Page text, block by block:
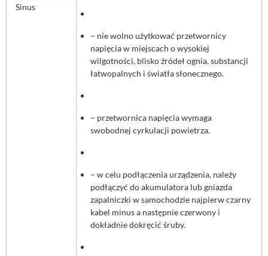
Sinus
– nie wolno użytkować przetwornicy
napięcia w miejscach o wysokiej
wilgotności, blisko źródeł ognia, substancji
łatwopalnych i światła słonecznego.
– przetwornica napięcia wymaga
swobodnej cyrkulacji powietrza.
– w celu podłączenia urządzenia, należy
podłączyć do akumulatora lub gniazda
zapalniczki w samochodzie najpierw czarny
kabel minus a następnie czerwony i
dokładnie dokręcić śruby.